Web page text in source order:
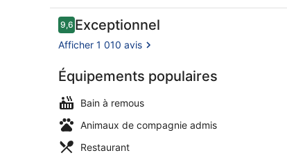
Avis
voyageurs
9,69,6 sur 10
Exceptionnel
Afficher 1 010 avis
Équipements populaires
Bain à remous
Animaux de compagnie admis
Restaurant